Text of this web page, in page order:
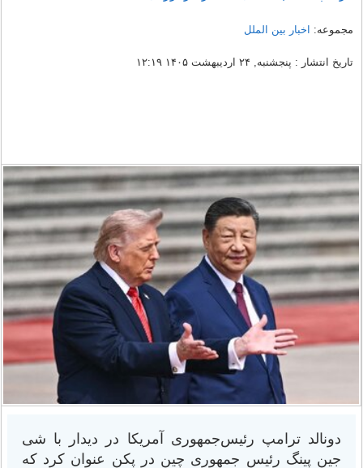
مجموعه: اخبار بین الملل
تاریخ انتشار : پنجشنبه, ۲۴ اردیبهشت ۱۴۰۵ ۱۲:۱۹
دونالد ترامپ رئیس‌جمهوری آمریکا در دیدار با شی
جین پینگ رئیس جمهوری چین در پکن عنوان کرد که